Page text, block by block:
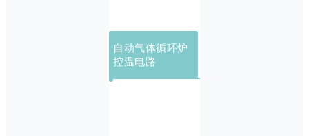
自动气体循环炉
控温电路